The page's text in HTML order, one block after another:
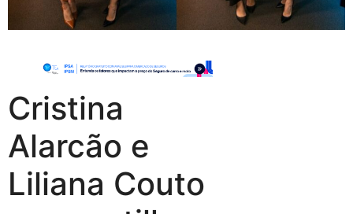
Cristina
Alarcão e
Liliana Couto